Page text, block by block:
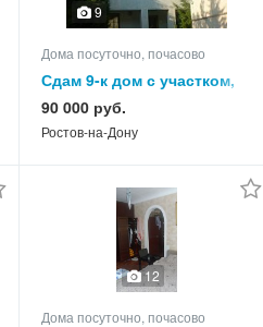
9
Дома посуточно, почасово
Сдам 9-к дом с участком,
220.0 кв.м, этажей 2
90 000 руб.
Ростов-на-Дону
12
Дома посуточно, почасово